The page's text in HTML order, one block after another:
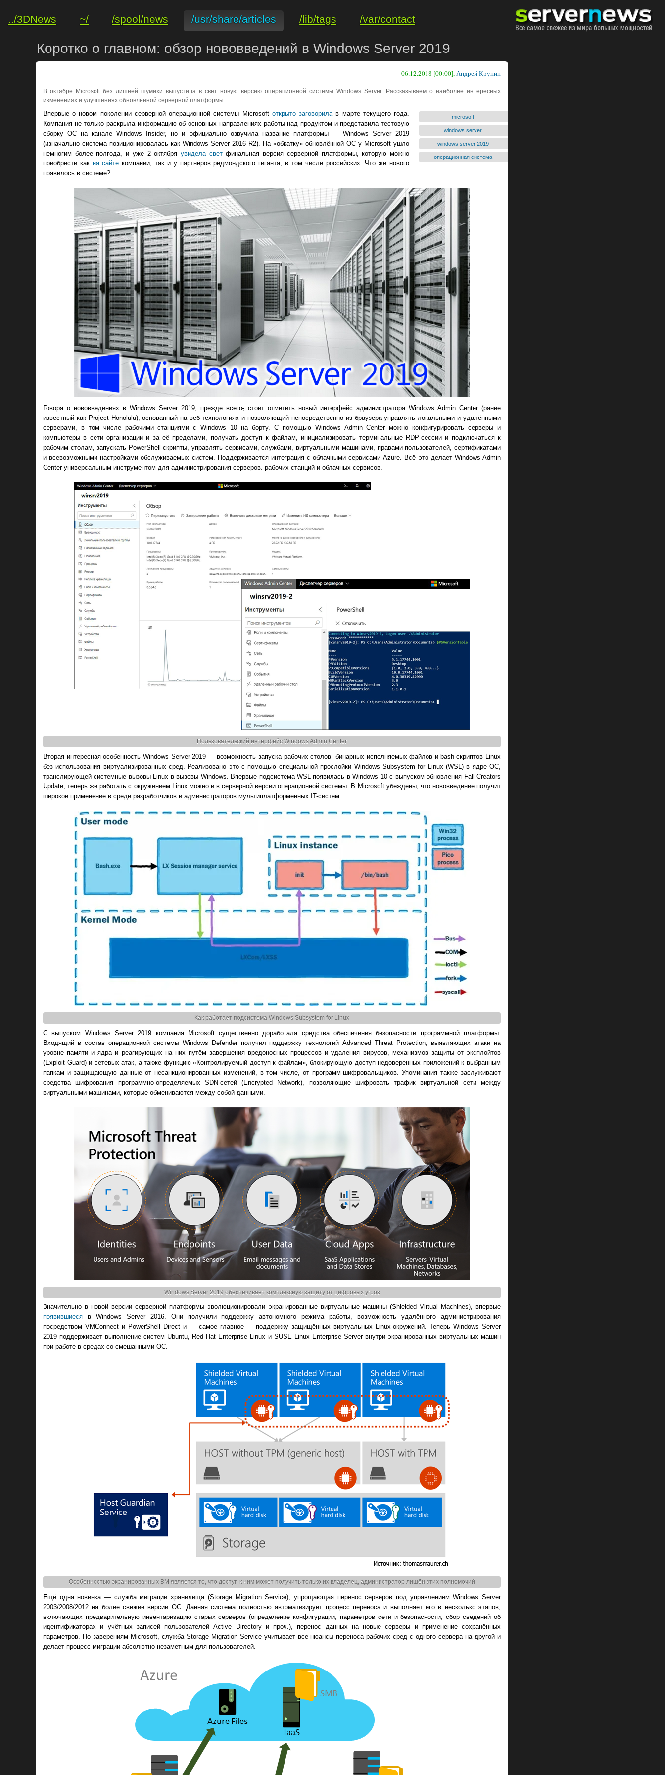
../3DNews ~/ /spool/news /usr/share/articles /lib/tags /var/contact
Коротко о главном: обзор нововведений в Windows Server 2019
06.12.2018 [00:00],Андрей Крупин
В октябре Microsoft без лишней шумихи выпустила в свет новую версию операционной системы Windows Server. Рассказываем о наиболее интересных
изменениях и улучшениях обновлённой серверной платформы
microsoft
windows server
windows server 2019
операционная система
Впервые о новом поколении серверной операционной системы Microsoft открыто заговорилав марте текущего года.
Компания не только раскрыла информацию об основных направлениях работы над продуктом и представила тестовую
сборку ОС на канале Windows Insider, но и официально озвучила название платформы — Windows Server 2019
(изначально система позиционировалась как Windows Server 2016 R2). На «обкатку» обновлённой ОС у Microsoft ушло
немногим более полгода, и уже 2 октября увидела светфинальная версия серверной платформы, которую можно
приобрести как на сайте компании, так и у партнёров редмондского гиганта, в том числе российских. Что женового
появилось в системе?
Говоря о нововведениях в Windows Server 2019, прежде всего, стоит отметить новый интерфейс администратора Windows Admin Center (ранее
известный как Project Honolulu), основанный на веб-технологиях и позволяющий непосредственно из браузера управлять локальными и удалёнными
серверами, в том числе рабочими станциями с Windows 10 на борту. С помощью Windows Admin Center можно конфигурировать серверы и
компьютеры в сети организации и за её пределами, получать доступ к файлам, инициализировать терминальные RDP-сессии и подключаться к
рабочим столам, запускать PowerShell-скрипты, управлять сервисами, службами, виртуальными машинами, правами пользователей, сертификатами
и всевозможными настройками обслуживаемых систем. Поддерживается интеграция с облачными сервисами Azure. Всё это делает Windows Admin
Center универсальным инструментом для администрирования серверов, рабочих станций и облачных сервисов.
Пользовательский интерфейс Windows Admin Center
Вторая интересная особенность Windows Server 2019 — возможность запуска рабочих столов, бинарных исполняемых файлов и bash-скриптов Linux
без использования виртуализированных сред. Реализовано это с помощью специальной прослойки Windows Subsystem for Linux (WSL) в ядре ОС,
транслирующей системные вызовы Linux в вызовы Windows. Впервые подсистема WSL появилась в Windows 10 с выпуском обновления Fall Creators
Update, теперь же работать с окружением Linux можно и в серверной версии операционной системы. В Microsoft убеждены, что нововведение получит
широкое применение в среде разработчиков и администраторов мультиплатформенных IT-систем.
Как работает подсистема Windows Subsystem for Linux
С выпуском Windows Server 2019 компания Microsoft существенно доработала средства обеспечения безопасности программной платформы.
Входящий в состав операционной системы Windows Defender получил поддержку технологий Advanced Threat Protection, выявляющих атаки на
уровне памяти и ядра и реагирующих на них путём завершения вредоносных процессов и удаления вирусов, механизмов защиты от эксплойтов
(Exploit Guard) и сетевых атак, а также функцию «Контролируемый доступ к файлам», блокирующую доступ недоверенных приложений к выбранным
папкам и защищающую данные от несанкционированных изменений, в том числе,от программ-шифровальщиков. Упоминания также заслуживают
средства шифрования программно-определяемых SDN-сетей (Encrypted Network), позволяющие шифровать трафик виртуальной сети между
виртуальными машинами, которые обмениваются между собой данными.
Windows Server 2019 обеспечивает комплексную защиту от цифровых угроз
Значительно в новой версии серверной платформы эволюционировали экранированные виртуальные машины (Shielded Virtual Machines), впервые
появившиеся в Windows Server 2016. Они получили поддержку автономного режима работы, возможность удалённого администрирования
посредством VMConnect и PowerShell Direct и — самое главное — поддержку защищённых виртуальных Linux-окружений. Теперь Windows Server
2019 поддерживает выполнение систем Ubuntu, Red Hat Enterprise Linux и SUSE Linux Enterprise Server внутри экранированных виртуальных машин
при работе в средах со смешанными ОС.
Особенностью экранированных ВМ является то, что доступ к ним может получить только их владелец, администратор лишён этих полномочий
Ещё одна новинка — служба миграции хранилища (Storage Migration Service), упрощающая перенос серверов под управлением Windows Server
2003/2008/2012 на более свежие версии ОС. Данная система полностью автоматизирует процесс переноса и выполняет его в несколько этапов,
включающих предварительную инвентаризацию старых серверов (определение конфигурации, параметров сети и безопасности, сбор сведений об
идентификаторах и учётных записей пользователей Active Directory и проч.), перенос данных на новые серверы и применение сохранённых
параметров. По заверениям Microsoft, служба Storage Migration Service учитывает все нюансы переноса рабочих сред с одного сервера на другой и
делает процесс миграции абсолютно незаметным для пользователей.